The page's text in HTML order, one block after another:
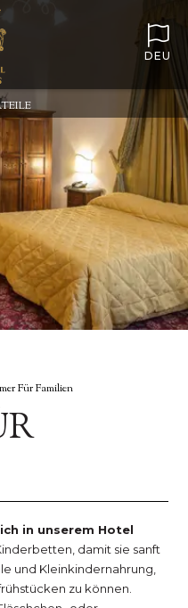
DEU
garantiert
inklusive!
und sprudelndem Wasser
auf dem Zimmer!
Für Familien
in unserem Hotel
damit sie sanft
und Kleinkindernahrung,
zu können.